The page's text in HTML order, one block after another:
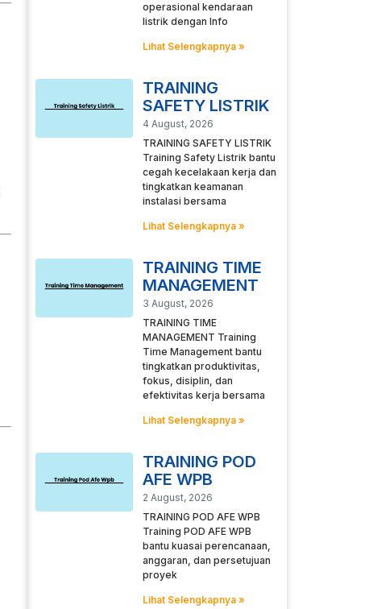
operasional kendaraan
listrik dengan Info
Lihat Selengkapnya »
TRAINING
SAFETY LISTRIK
4 August, 2026
TRAINING SAFETY LISTRIK
Training Safety Listrik bantu
cegah kecelakaan kerja dan
tingkatkan keamanan
instalasi bersama
Lihat Selengkapnya »
TRAINING TIME
MANAGEMENT
3 August, 2026
TRAINING TIME
MANAGEMENT Training
Time Management bantu
tingkatkan produktivitas,
fokus, disiplin, dan
efektivitas kerja bersama
Lihat Selengkapnya »
TRAINING POD
AFE WPB
2 August, 2026
TRAINING POD AFE WPB
Training POD AFE WPB
bantu kuasai perencanaan,
anggaran, dan persetujuan
proyek
Lihat Selengkapnya »